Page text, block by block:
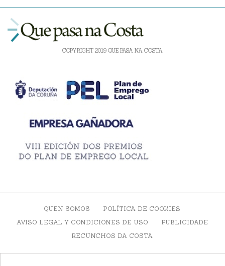
COPYRIGHT 2019 QUE PASA NA COSTA
QUEN SOMOS
POLÍTICA DE COOKIES
AVISO LEGAL Y CONDICIONES DE USO
PUBLICIDADE
RECUNCHOS DA COSTA